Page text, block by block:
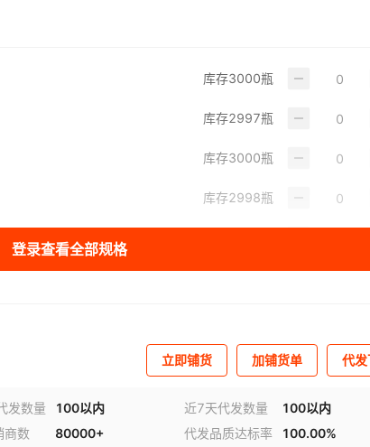
库存3000瓶
库存2997瓶
库存3000瓶
库存2998瓶
登录查看全部规格
立即铺货 加铺货单 代
发数量 100以内 近7天代发数量
100以内
商数 80000+ 代发品质达标率
100.00%